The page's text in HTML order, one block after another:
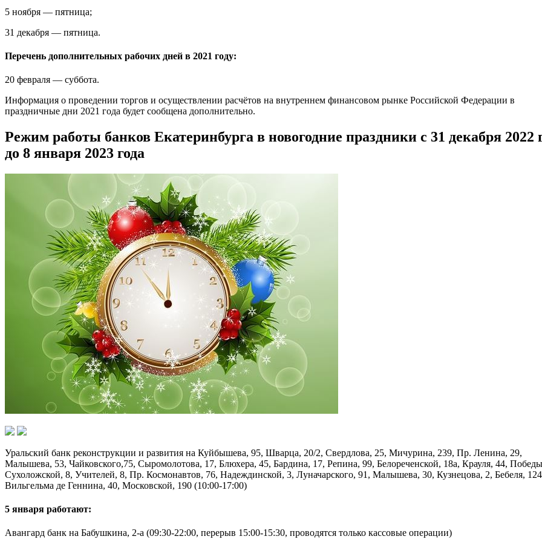
5 ноября — пятница;
31 декабря — пятница.
Перечень дополнительных рабочих дней в 2021 году:
20 февраля — суббота.
Информация о проведении торгов и осуществлении расчётов на внутреннем финансовом рынке Российской Федерации в
праздничные дни 2021 года будет сообщена дополнительно.
Режим работы банков Екатеринбурга в новогодние праздники с 31 декабря 2022
до 8 января 2023 года
Уральский банк реконструкции и развития на Куйбышева, 95, Шварца, 20/2, Свердлова, 25, Мичурина, 239, Пр. Ленина, 29,
Малышева, 53, Чайковского,75, Сыромолотова, 17, Блюхера, 45, Бардина, 17, Репина, 99, Белореченской, 18а, Крауля, 44,
Сухоложской, 8, Учителей, 8, Пр. Космонавтов, 76, Надеждинской, 3, Луначарского, 91, Малышева, 30, Кузнецова, 2, Бебеля,
Вильгельма де Геннина, 40, Московской, 190 (10:00-17:00)
5 января работают:
Авангард банк на Бабушкина, 2-а (09:30-22:00, перерыв 15:00-15:30, проводятся только кассовые операции)